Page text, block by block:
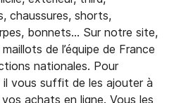
chaussures, shorts,
bonnets… Sur notre site,
de l’équipe de France
nationales. Pour
vous suffit de les ajouter à
achats en ligne. Vous les